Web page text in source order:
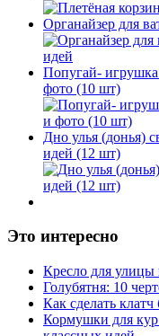
Органайзер для
Попугай-
фото (10 шт)
Дно улья (донья)
идей (12 шт)
Это интересно
Кресло для улицы
Голубятня: 10
Как сделать
Кормушки для